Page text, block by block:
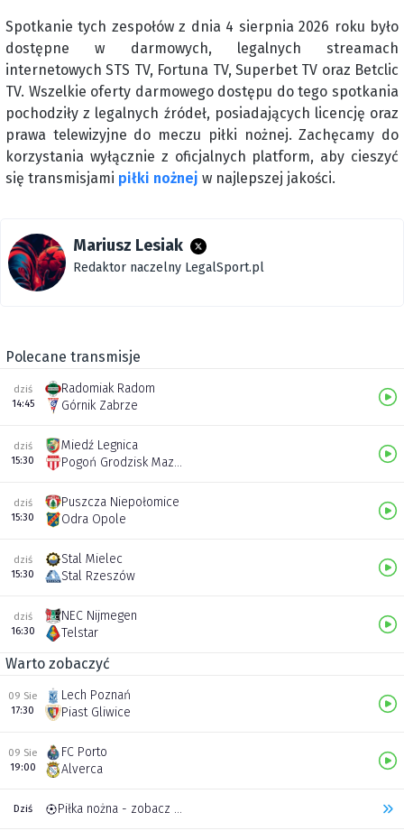
Spotkanie tych zespołów z dnia 4 sierpnia 2026 roku było
dostępne w darmowych, legalnych streamach
internetowych STS TV, Fortuna TV, Superbet TV oraz Betclic
TV. Wszelkie oferty darmowego dostępu do tego spotkania
pochodziły z legalnych źródeł, posiadających licencję oraz
prawa telewizyjne do meczu piłki nożnej. Zachęcamy do
korzystania wyłącznie z oficjalnych platform, aby cieszyć
się transmisjami piłki nożnej w najlepszej jakości.
Mariusz Lesiak
Redaktor naczelny LegalSport.pl
Polecane transmisje
dziś
14:45
Radomiak Radom
Górnik Zabrze
dziś
15:30
Miedź Legnica
Pogoń Grodzisk Mazowiecki
dziś
15:30
Puszcza Niepołomice
Odra Opole
dziś
15:30
Stal Mielec
Stal Rzeszów
dziś
16:30
NEC Nijmegen
Telstar
Warto zobaczyć
09 Sie
17:30
Lech Poznań
Piast Gliwice
09 Sie
19:00
FC Porto
Alverca
Dziś Piłka nożna - zobacz inne transmisje